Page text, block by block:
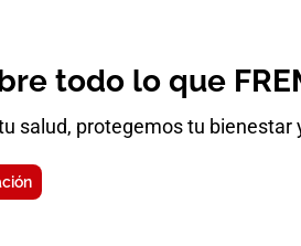
todo lo que
salud, protegemos tu